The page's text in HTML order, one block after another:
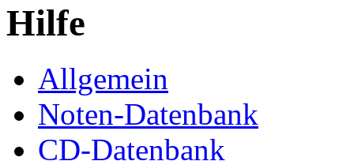
Hilfe
Allgemein
Noten-Datenbank
CD-Datenbank